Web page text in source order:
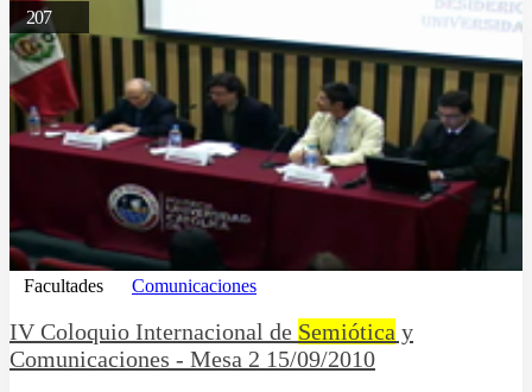
207
Facultades Comunicaciones
IV Coloquio Internacional de Semiótica y
Comunicaciones - Mesa 2 15/09/2010